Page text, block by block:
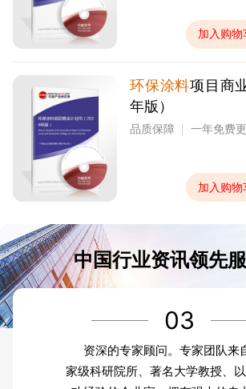
加入购物
环保涂料项目商
年版）
品质保障 一年免费
加入购物
中国行业资讯领先
03
资深的专家顾问。专家团队来
家级科研院所、著名大学教授、